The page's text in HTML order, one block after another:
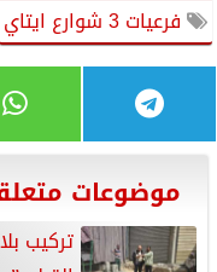
فرعيات 3 شوارع ايتاي
موضوعات
تركيب